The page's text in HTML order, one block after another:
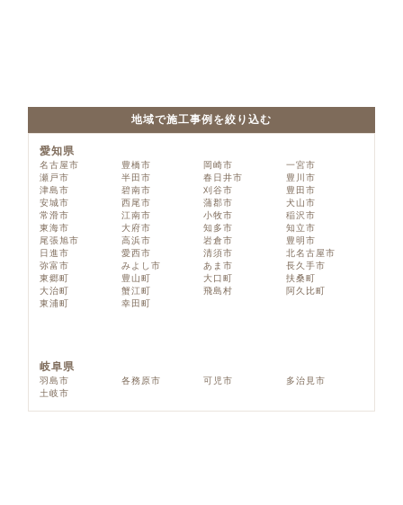
地域で施工事例を絞り込む
愛知県
名古屋市 豊橋市 岡崎市
一宮市
瀬戸市
半田市 春日井市
豊川市
津島市
碧南市 刈谷市
豊田市
安城市
西尾市 蒲郡市
犬山市
常滑市
江南市 小牧市
稲沢市
東海市
大府市 知多市
知立市
尾張旭市
高浜市 岩倉市
豊明市
日進市
愛西市 清須市
北名古屋市
弥富市
みよし市 あま市
長久手市
東郷町
豊山町 大口町
扶桑町
大治町
蟹江町 飛島村
阿久比町
東浦町
幸田町
岐阜県
羽島市 各務原市 可児市
多治見市
土岐市